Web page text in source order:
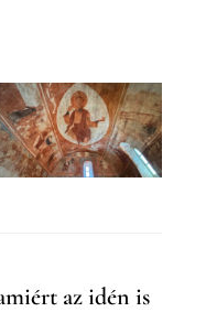
az idén is